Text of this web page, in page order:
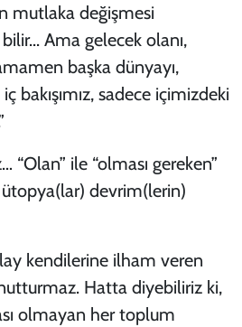
mutlaka değişmesi
Ama gelecek olanı,
başka dünyayı,
bakışımız, sadece içimizdeki
“Olan” ile “olması gereken”
ütopya(lar) devrim(lerin)
kendilerine ilham veren
Hatta diyebiliriz ki,
olmayan her toplum